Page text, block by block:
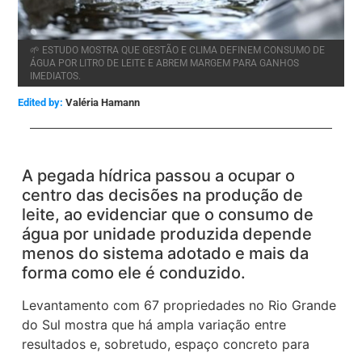
🌱 ESTUDO MOSTRA QUE GESTÃO E CLIMA DEFINEM CONSUMO DE
ÁGUA POR LITRO DE LEITE E ABREM MARGEM PARA GANHOS
IMEDIATOS.
Edited by: Valéria Hamann
A pegada hídrica passou a ocupar o
centro das decisões na produção de
leite, ao evidenciar que o consumo de
água por unidade produzida depende
menos do sistema adotado e mais da
forma como ele é conduzido.
Levantamento com 67 propriedades no Rio Grande
do Sul mostra que há ampla variação entre
resultados e, sobretudo, espaço concreto para